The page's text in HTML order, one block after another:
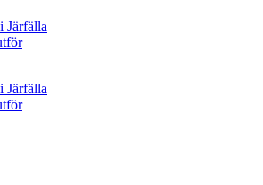
Järfälla
Järfälla